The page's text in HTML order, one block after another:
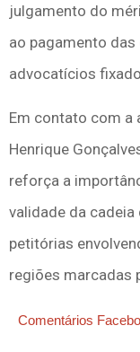
julgamento do
ao pagamento
advocatícios
Em contato com a
Henrique
reforça a
validade da
petitórias
regiões marcadas
Comentários